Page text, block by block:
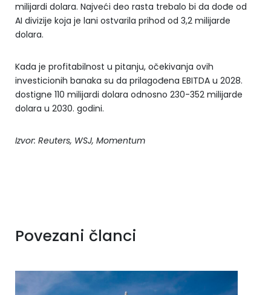
milijardi dolara. Najveći deo rasta trebalo bi da dođe od
AI divizije koja je lani ostvarila prihod od 3,2 milijarde
dolara.
Kada je profitabilnost u pitanju, očekivanja ovih
investicionih banaka su da prilagođena EBITDA u 2028.
dostigne 110 milijardi dolara odnosno 230-352 milijarde
dolara u 2030. godini.
Izvor: Reuters, WSJ, Momentum
Povezani članci